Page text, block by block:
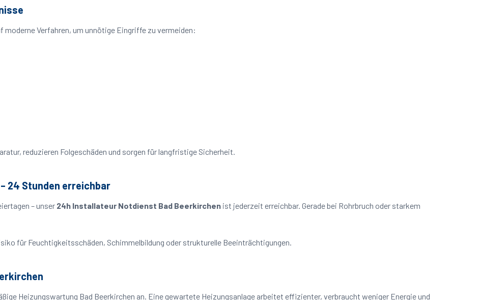
Verfahren, um unnötige Eingriffe zu vermeiden:
reduzieren Folgeschäden und sorgen für langfristige Sicherheit.
24 Stunden erreichbar
– unser 24h Installateur Notdienst Bad Beerkirchen ist jederzeit erreichbar. Gerade bei Rohrbruch oder starkem
für Feuchtigkeitsschäden, Schimmelbildung oder strukturelle Beeinträchtigungen.
Heizungswartung Bad Beerkirchen an. Eine gewartete Heizungsanlage arbeitet effizienter, verbraucht weniger Energie und